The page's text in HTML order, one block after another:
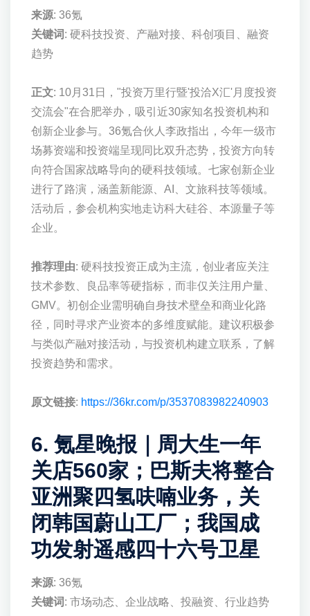
来源: 36氪
关键词 : 硬科技投资、产融对接、科创项目、融资
趋势
正文: 10月31日，"投资万里行暨'投洽X汇'月度投资
交流会"在合肥举办，吸引近30家知名投资机构和
创新企业参与。36氪合伙人李政指出，今年一级市
场募资端和投资端呈现同比双升态势，投资方向转
向符合国家战略导向的硬科技领域。七家创新企业
进行了路演，涵盖新能源、AI、文旅科技等领域。
活动后，参会机构实地走访科大硅谷、本源量子等
企业。
推荐理由: 硬科技投资正成为主流，创业者应关注
技术参数、良品率等硬指标，而非仅关注用户量、
GMV。初创企业需明确自身技术壁垒和商业化路
径，同时寻求产业资本的多维度赋能。建议积极参
与类似产融对接活动，与投资机构建立联系，了解
投资趋势和需求。
原文链接: https://36kr.com/p/3537083982240903
6. 氪星晚报｜周大生一年
关店560家；巴斯夫将整合
亚洲聚四氢呋喃业务，关
闭韩国蔚山工厂；我国成
功发射遥感四十六号卫星
来源: 36氪
关键词 : 市场动态、企业战略、投融资、行业趋势